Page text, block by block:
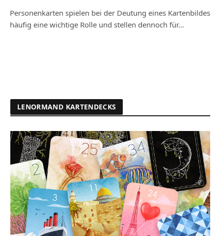
Personenkarten spielen bei der Deutung eines Kartenbildes
häufig eine wichtige Rolle und stellen dennoch für…
LENORMAND KARTENDECKS